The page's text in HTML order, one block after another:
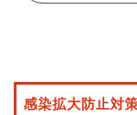
感染拡大防止対